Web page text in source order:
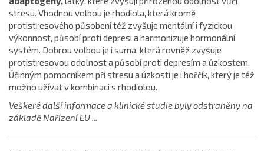
stresu. Vhodnou volbou je rhodiola, která kromě
protistresového působení též zvyšuje mentální i fyzickou
výkonnost, působí proti depresi a harmonizuje hormonální
systém. Dobrou volbou je i suma, která rovněž zvyšuje
protistresovou odolnost a působí proti depresím a úzkostem.
Účinným pomocníkem při stresu a úzkosti je i hořčík, který je též
možno užívat v kombinaci s rhodiolou.
Veškeré další informace a klinické studie byly odstraněny na
základě Nařízení EU ...